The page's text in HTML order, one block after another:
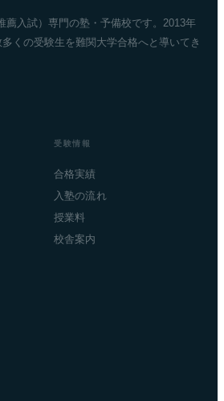
薦入試）専門の塾・予備校です。2013年
くの受験生を難関大学合格へと導いてき
受験情報
合格実績
入塾の流れ
授業料
校舎案内